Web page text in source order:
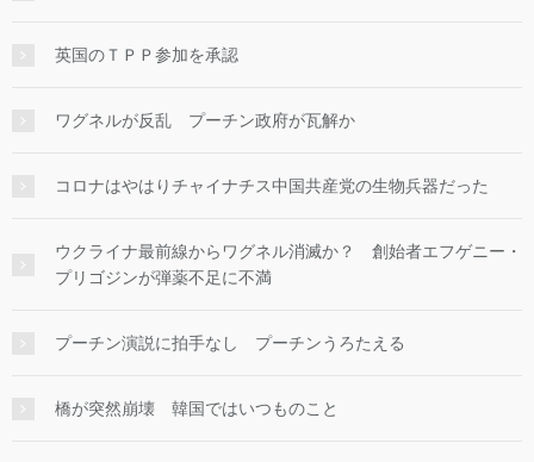
英国のＴＰＰ参加を承認
ワグネルが反乱 プーチン政府が瓦解か
コロナはやはりチャイナチス中国共産党の生物兵器だった
ウクライナ最前線からワグネル消滅か？ 創始者エフゲニー・
プリゴジンが弾薬不足に不満
プーチン演説に拍手なし プーチンうろたえる
橋が突然崩壊 韓国ではいつものこと